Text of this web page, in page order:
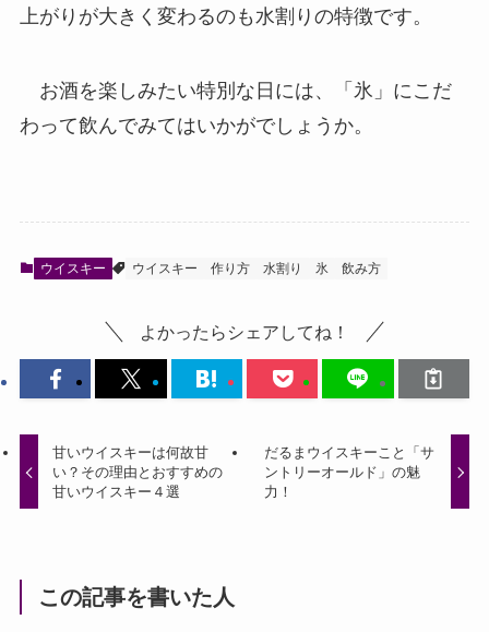
上がりが大きく変わるのも水割りの特徴です。
お酒を楽しみたい特別な日には、「氷」にこだ
わって飲んでみてはいかがでしょうか。
ウイスキー ウイスキー 作り方 水割り 氷 飲み方
よかったらシェアしてね！
甘いウイスキーは何故甘
い？その理由とおすすめの
甘いウイスキー４選
だるまウイスキーこと「サ
ントリーオールド」の魅
力！
この記事を書いた人